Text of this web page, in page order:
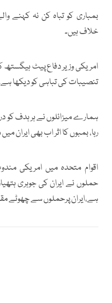
بمباری کو تباہ کن نہ کہنے
خلاف ہیں۔
امریکی وزیر دفاع پیٹ ہیگستھ
تنصیبات کی تباہی کو دیکھا
ہمارے میزائلوں نے ہر ہدف کو
رہا، بمبوں کا اثر اب بھی ایران
اقوام متحدہ میں امریکی
حملوں نے ایران کی جوہری
ہے،ایران پرحملوں سے چھوٹے